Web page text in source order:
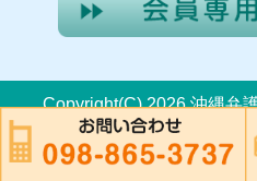
Copyright(C) 2026 沖縄弁